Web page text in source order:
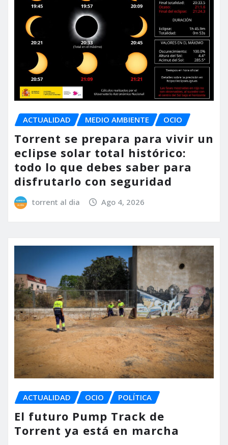
ACTUALIDAD MEDIO AMBIENTE OCIO
Torrent se prepara para vivir un
eclipse solar total histórico:
todo lo que debes saber para
disfrutarlo con seguridad
torrent al dia Ago 4, 2026
ACTUALIDAD OCIO POLÍTICA
El futuro Pump Track de
Torrent ya está en marcha